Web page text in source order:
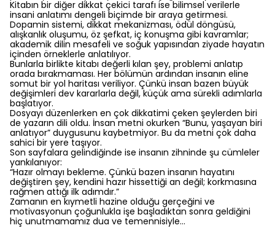
Kitabın bir diğer dikkat çekici tarafı ise bilimsel verilerle
insani anlatımı dengeli biçimde bir araya getirmesi.
Dopamin sistemi, dikkat mekanizması, ödül döngüsü,
alışkanlık oluşumu, öz şefkat, iç konuşma gibi kavramlar;
akademik dilin mesafeli ve soğuk yapısından ziyade hayatın
içinden örneklerle anlatılıyor.
Bunlarla birlikte kitabı değerli kılan şey, problemi anlatıp
orada bırakmaması. Her bölümün ardından insanın eline
somut bir yol haritası veriliyor. Çünkü insan bazen büyük
değişimleri dev kararlarla değil, küçük ama sürekli adımlarla
başlatıyor.
Dosyayı düzenlerken en çok dikkatimi çeken şeylerden biri
de yazarın dili oldu. İnsan metni okurken “Bunu, yaşayan biri
anlatıyor” duygusunu kaybetmiyor. Bu da metni çok daha
sahici bir yere taşıyor.
Son sayfalara gelindiğinde ise insanın zihninde şu cümleler
yankılanıyor:
“Hazır olmayı bekleme. Çünkü bazen insanın hayatını
değiştiren şey, kendini hazır hissettiği an değil; korkmasına
rağmen attığı ilk adımdır.”
Zamanın en kıymetli hazine olduğu gerçeğini ve
motivasyonun çoğunlukla işe başladıktan sonra geldiğini
hiç unutmamamız dua ve temennisiyle…